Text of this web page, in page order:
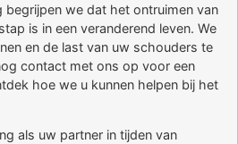
begrijpen we dat het ontruimen van
is in een veranderend leven. We
en de last van uw schouders te
contact met ons op voor een
hoe we u kunnen helpen bij het
als uw partner in tijden van